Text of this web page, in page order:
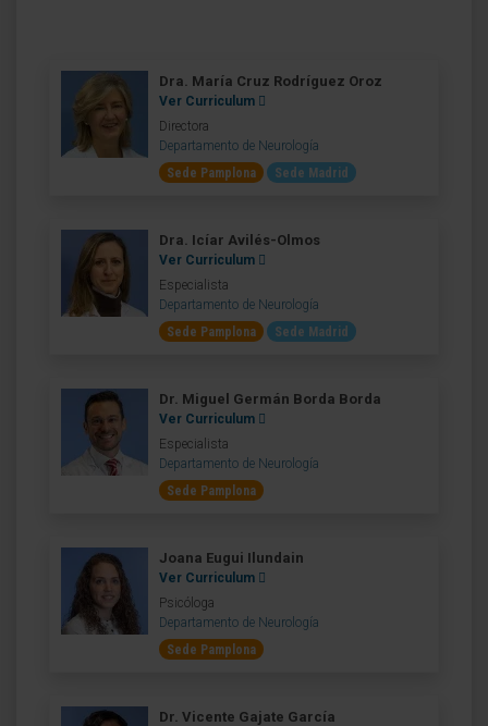
Dra. María Cruz Rodríguez Oroz
Ver Curriculum
Directora
Departamento de Neurología
Sede Pamplona
Sede Madrid
Dra. Icíar Avilés-Olmos
Ver Curriculum
Especialista
Departamento de Neurología
Sede Pamplona
Sede Madrid
Dr. Miguel Germán Borda Borda
Ver Curriculum
Especialista
Departamento de Neurología
Sede Pamplona
Joana Eugui Ilundain
Ver Curriculum
Psicóloga
Departamento de Neurología
Sede Pamplona
Dr. Vicente Gajate García